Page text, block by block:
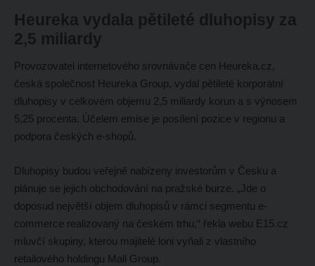
Heureka vydala pětileté dluhopisy za
2,5 miliardy
Provozovatel internetového srovnávače cen Heureka.cz,
česká společnost Heureka Group, vydal pětileté korporátní
dluhopisy v celkovém objemu 2,5 miliardy korun a s výnosem
5,25 procenta. Účelem emise je posílení pozice v regionu a
podpora českých e-shopů.
Dluhopisy budou veřejně nabízeny investorům v Česku a
plánuje se jejich obchodování na pražské burze. „Jde o
doposud největší objem dluhopisů v rámci segmentu e-
commerce realizovaný na českém trhu,“ řekla webu E15.cz
mluvčí skupiny, kterou majitelé loni vyňali z vlastního
retailového holdingu Mall Group.